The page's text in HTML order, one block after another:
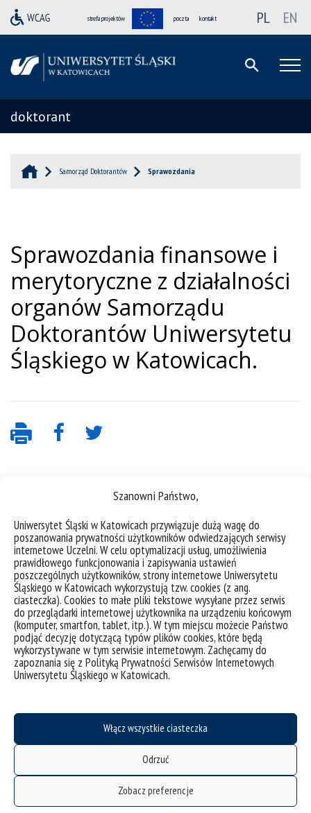
Szanowni Państwo,
Uniwersytet Śląski w Katowicach przywiązuje dużą wagę do
poszanowania prywatności użytkowników odwiedzających serwisy
internetowe Uczelni. W celu optymalizacji usług, umożliwienia
prawidłowego funkcjonowania i zapisywania ustawień
poszczególnych użytkowników, strony internetowe Uniwersytetu
Śląskiego w Katowicach wykorzystują tzw. cookies (z ang.
ciasteczka). Cookies to małe pliki tekstowe wysyłane przez serwis
do przeglądarki internetowej użytkownika na urządzeniu końcowym
(komputer, smartfon, tablet, itp.). W tym miejscu możecie Państwo
podjąć decyzję dotyczącą typów plików cookies, które będą
wykorzystywane w tym serwisie internetowym. Zachęcamy do
zapoznania się z Polityką Prywatności Serwisów Internetowych
Uniwersytetu Śląskiego w Katowicach.
Włącz wszystkie ciasteczka
Odrzuć
Zobacz preferencje
strefa projektów poczta kontakt PL EN
doktorant
Samorząd Doktorantów Sprawozdania
Sprawozdania finansowe i
merytoryczne z działalności
organów Samorządu
Doktorantów Uniwersytetu
Śląskiego w Katowicach.
deklaracja dostępności
mapa strony
organizacja roku akademickiego
USOSweb
akademiki
zgłaszanie naruszeń
ul. Bankowa 12, 40-007 Katowice
NIP: 634-019-71-34